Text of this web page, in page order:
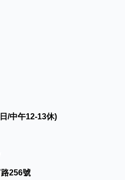
/中午12-13休)
256號